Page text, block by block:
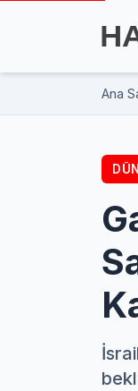
Ana